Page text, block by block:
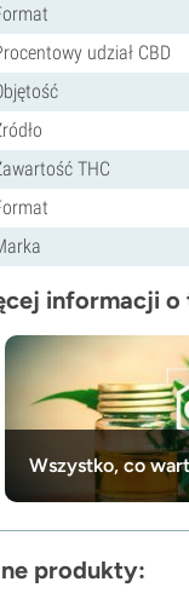
udział CBD
THC
informacji o
Wszystko, co
produkty: